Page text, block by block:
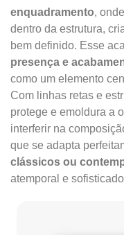
enquadramento,
dentro da estrutura,
bem definido. Esse
presença e
como um elemento
Com linhas retas e
protege e emoldura a
interferir na
que se adapta
clássicos ou
atemporal e